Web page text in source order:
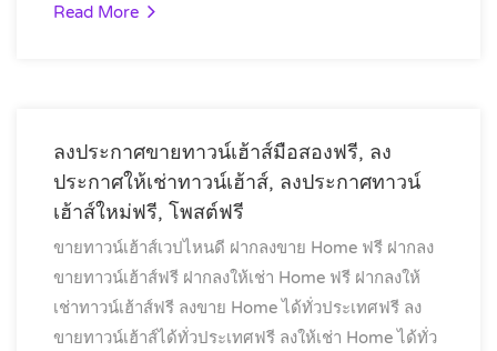
Read More
ลงประกาศขายทาวน์เฮ้าส์มือสองฟรี, ลง
ประกาศให้เช่าทาวน์เฮ้าส์, ลงประกาศทาวน์
เฮ้าส์ใหม่ฟรี, โพสต์ฟรี
ขายทาวน์เฮ้าส์เวปไหนดี ฝากลงขาย Home ฟรี ฝากลง
ขายทาวน์เฮ้าส์ฟรี ฝากลงให้เช่า Home ฟรี ฝากลงให้
เช่าทาวน์เฮ้าส์ฟรี ลงขาย Home ได้ทั่วประเทศฟรี ลง
ขายทาวน์เฮ้าส์ได้ทั่วประเทศฟรี ลงให้เช่า Home ได้ทั่ว